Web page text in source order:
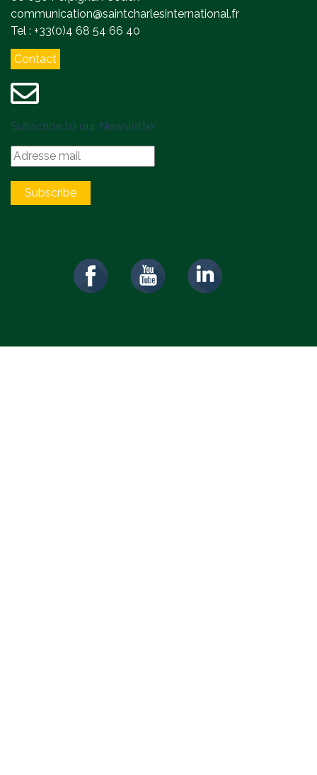
communication@saintcharlesinternational.fr
Tel : +33(0)4 68 54 66 40
Contact
Subscribe to our Newsletter
Subscribe